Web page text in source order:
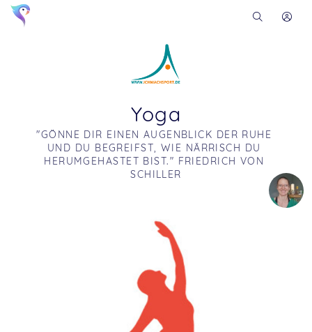
Yoga
"GÖNNE DIR EINEN AUGENBLICK DER RUHE
UND DU BEGREIFST, WIE NÄRRISCH DU
HERUMGEHASTET BIST." FRIEDRICH VON
SCHILLER